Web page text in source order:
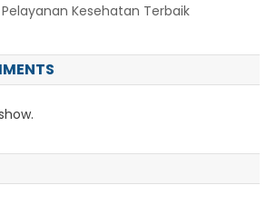
Kesehatan Terbaik